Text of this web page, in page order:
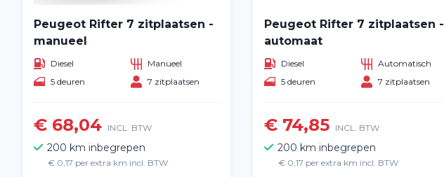
Peugeot Rifter 7 zitplaatsen -
manueel
Diesel
Manueel
5 deuren
7 zitplaatsen
€ 68,04 INCL. BTW
200 km inbegrepen
€ 0,17 per extra km incl. BTW
Peugeot Rifter 7 zitplaatsen -
automaat
Diesel
Automatisch
5 deuren
7 zitplaatsen
€ 74,85 INCL. BTW
200 km inbegrepen
€ 0,17 per extra km incl. BTW